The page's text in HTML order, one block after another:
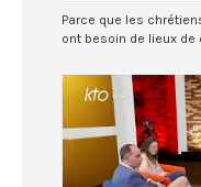
Parce que les
ont besoin de lieux de